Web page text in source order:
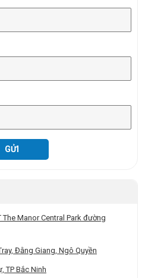
The Manor Central Park đường
Đằng Giang, Ngô Quyền
TP Bắc Ninh